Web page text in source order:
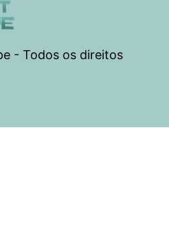
- Todos os direitos